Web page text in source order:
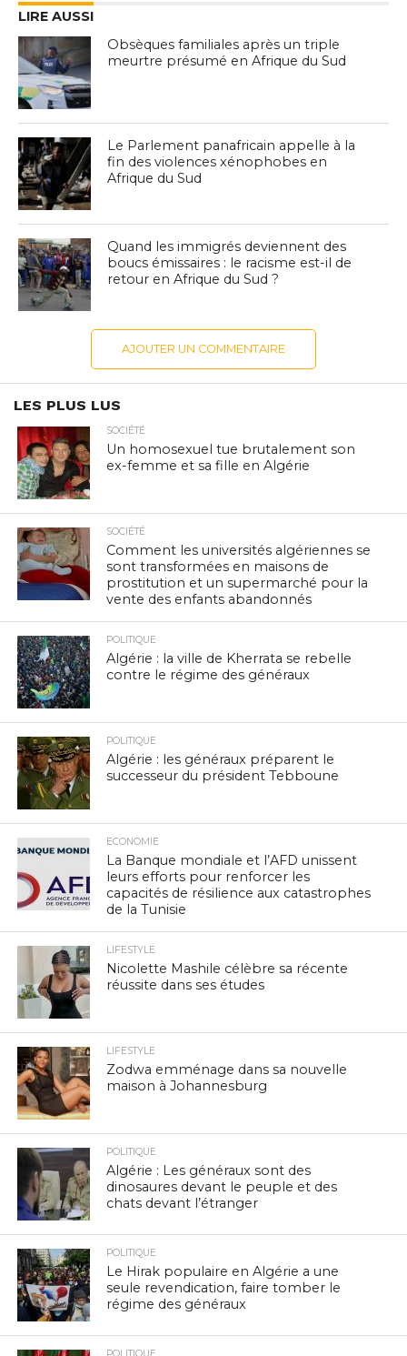
LIRE AUSSI
Obsèques familiales après un triple
meurtre présumé en Afrique du Sud
Le Parlement panafricain appelle à la
fin des violences xénophobes en
Afrique du Sud
Quand les immigrés deviennent des
boucs émissaires : le racisme est-il de
retour en Afrique du Sud ?
AJOUTER UN COMMENTAIRE
LES PLUS LUS
SOCIÉTÉ
Un homosexuel tue brutalement son
ex-femme et sa fille en Algérie
SOCIÉTÉ
Comment les universités algériennes se
sont transformées en maisons de
prostitution et un supermarché pour la
vente des enfants abandonnés
POLITIQUE
Algérie : la ville de Kherrata se rebelle
contre le régime des généraux
POLITIQUE
Algérie : les généraux préparent le
successeur du président Tebboune
ECONOMIE
La Banque mondiale et l’AFD unissent
leurs efforts pour renforcer les
capacités de résilience aux catastrophes
de la Tunisie
LIFESTYLE
Nicolette Mashile célèbre sa récente
réussite dans ses études
LIFESTYLE
Zodwa emménage dans sa nouvelle
maison à Johannesburg
POLITIQUE
Algérie : Les généraux sont des
dinosaures devant le peuple et des
chats devant l’étranger
POLITIQUE
Le Hirak populaire en Algérie a une
seule revendication, faire tomber le
régime des généraux